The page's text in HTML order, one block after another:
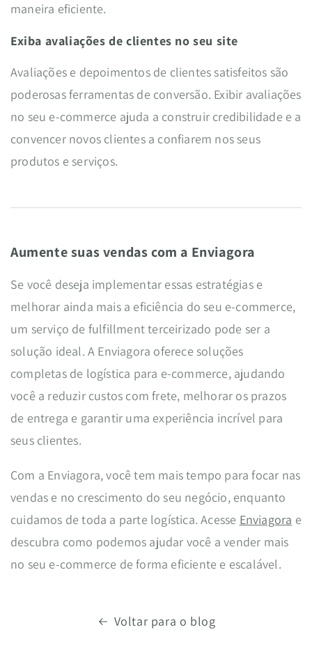
maneira eficiente.
Exiba avaliações de clientes no seu site
Avaliações e depoimentos de clientes satisfeitos são
poderosas ferramentas de conversão. Exibir avaliações
no seu e-commerce ajuda a construir credibilidade e a
convencer novos clientes a confiarem nos seus
produtos e serviços.
Aumente suas vendas com a Enviagora
Se você deseja implementar essas estratégias e
melhorar ainda mais a eficiência do seu e-commerce,
um serviço de fulfillment terceirizado pode ser a
solução ideal. A Enviagora oferece soluções
completas de logística para e-commerce, ajudando
você a reduzir custos com frete, melhorar os prazos
de entrega e garantir uma experiência incrível para
seus clientes.
Com a Enviagora, você tem mais tempo para focar nas
vendas e no crescimento do seu negócio, enquanto
cuidamos de toda a parte logística. Acesse Enviagora e
descubra como podemos ajudar você a vender mais
no seu e-commerce de forma eficiente e escalável.
Voltar para o blog